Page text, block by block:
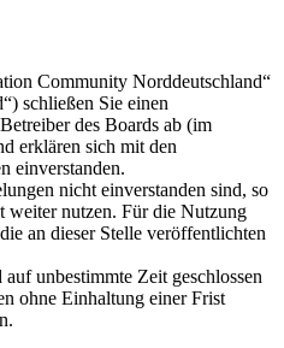
Community Norddeutschland“
schließen Sie einen
des Boards ab (im
erklären sich mit den
einverstanden.
nicht einverstanden sind, so
weiter nutzen. Für die Nutzung
an dieser Stelle veröffentlichten
unbestimmte Zeit geschlossen
ohne Einhaltung einer Frist